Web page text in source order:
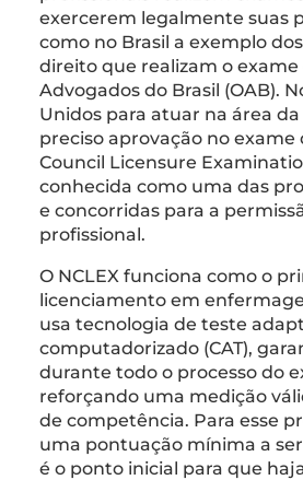
exercerem legalmente suas
como no Brasil a exemplo
direito que realizam o
Advogados do Brasil (OAB).
Unidos para atuar na área
preciso aprovação no exame
Council Licensure
conhecida como uma das
e concorridas para a
profissional.
O NCLEX funciona como o
licenciamento em
usa tecnologia de teste
computadorizado (CAT),
durante todo o processo do
reforçando uma medição
de competência. Para esse
uma pontuação mínima a
é o ponto inicial para que